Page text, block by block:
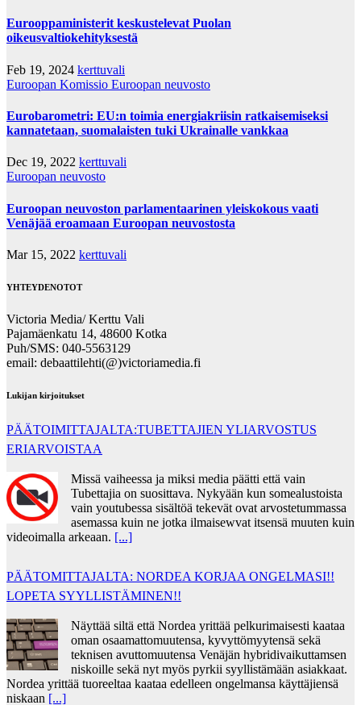
Eurooppaministerit keskustelevat Puolan
oikeusvaltiokehityksestä
Feb 19, 2024 kerttuvali
Euroopan Komissio Euroopan neuvosto
Eurobarometri: EU:n toimia energiakriisin ratkaisemiseksi
kannatetaan, suomalaisten tuki Ukrainalle vankkaa
Dec 19, 2022 kerttuvali
Euroopan neuvosto
Euroopan neuvoston parlamentaarinen yleiskokous vaati
Venäjää eroamaan Euroopan neuvostosta
Mar 15, 2022 kerttuvali
YHTEYDENOTOT
Victoria Media/ Kerttu Vali
Pajamäenkatu 14, 48600 Kotka
Puh/SMS: 040-5563129
email: debaattilehti(@)victoriamedia.fi
Lukijan kirjoitukset
PÄÄTOIMITTAJALTA:TUBETTAJIEN YLIARVOSTUS
ERIARVOISTAA
Missä vaiheessa ja miksi media päätti että vain
Tubettajia on suosittava. Nykyään kun somealustoista
vain youtubessa sisältöä tekevät ovat arvostetummassa
asemassa kuin ne jotka ilmaisewvat itsensä muuten kuin
videoimalla arkeaan. [...]
PÄÄTOMITTAJALTA: NORDEA KORJAA ONGELMASI!!
LOPETA SYYLLISTÄMINEN!!
Näyttää siltä että Nordea yrittää pelkurimaisesti kaataa
oman osaamattomuutensa, kyvyttömyytensä sekä
teknisen avuttomuutensa Venäjän hybridivaikuttamsen
niskoille sekä nyt myös pyrkii syyllistämään asiakkaat.
Nordea yrittää tuoreeltaa kaataa edelleen ongelmansa käyttäjiensä
niskaan [...]